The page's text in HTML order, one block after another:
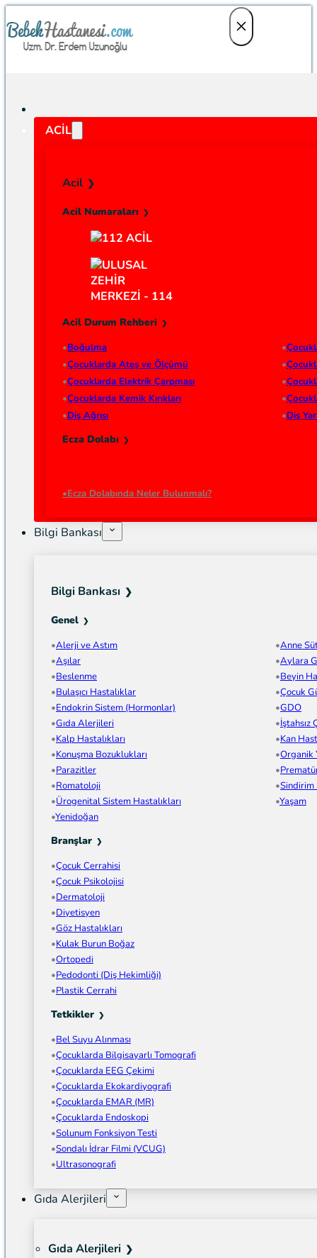
ACIL
Acil
Acil Numaraları
Acil Durum Rehberi
Boğulma
Çocuklarda Ateş ve Ölçümü
Çocuklarda Elektrik Çarpması
Çocuklarda Kemik Kırıkları
Diş Ağrısı
Diş
Ecza Dolabı
Ecza Dolabında Neler Bulunmalı?
Bilgi Bankası
Bilgi Bankası
Genel
Alerji ve Astım
Anne
Aşılar
Aylara
Beslenme
Beyin
Bulaşıcı Hastalıklar
Çocuk
Endokrin Sistem (Hormonlar)
GDO
Gıda Alerjileri
İştahsız
Kalp Hastalıkları
Kan
Konuşma Bozuklukları
Organik
Parazitler
Romatoloji
Sindirim
Ürogenital Sistem Hastalıkları
Yaşam
Yenidoğan
Branşlar
Çocuk Cerrahisi
Çocuk Psikolojisi
Dermatoloji
Diyetisyen
Göz Hastalıkları
Kulak Burun Boğaz
Ortopedi
Pedodonti (Diş Hekimliği)
Plastik Cerrahi
Tetkikler
Bel Suyu Alınması
Çocuklarda Bilgisayarlı Tomografi
Çocuklarda EEG Çekimi
Çocuklarda Ekokardiyografi
Çocuklarda EMAR (MR)
Çocuklarda Endoskopi
Solunum Fonksiyon Testi
Sondalı İdrar Filmi (VCUG)
Ultrasonografi
Gıda Alerjileri
Gıda Alerjileri